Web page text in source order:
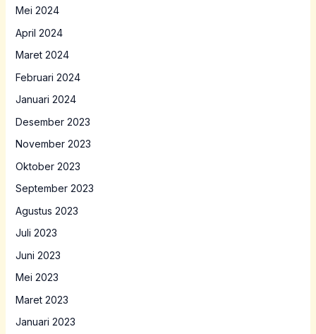
Mei 2024
April 2024
Maret 2024
Februari 2024
Januari 2024
Desember 2023
November 2023
Oktober 2023
September 2023
Agustus 2023
Juli 2023
Juni 2023
Mei 2023
Maret 2023
Januari 2023